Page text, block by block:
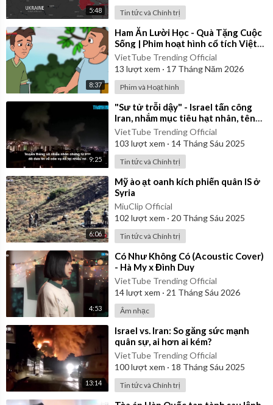
5:48 Tin tức và Chính trị
8:37
⁣Ham Ăn Lười Học - Quà Tặng Cuộc
Sống | Phim hoạt hình cổ tích Việt
Nam
VietTube Trending Official
13 lượt xem · 17 Tháng Năm 2026
Phim và Hoạt hình
9:25
⁣"Sư tử trỗi dậy" - Israel tấn công
Iran, nhắm mục tiêu hạt nhân, tên
lửa, chỉ huy
VietTube Trending Official
103 lượt xem · 14 Tháng Sáu 2025
Tin tức và Chính trị
6:06
⁣Mỹ ào ạt oanh kích phiến quân IS ở
Syria
MiuClip Official
102 lượt xem · 20 Tháng Sáu 2025
Tin tức và Chính trị
4:53
⁣Có Như Không Có (Acoustic Cover)
- Hà My x Đình Duy
VietTube Trending Official
14lượt xem · 21 Tháng Sáu 2026
Âm nhạc
13:14
⁣Israel vs. Iran: So găng sức mạnh
quân sự, ai hơn ai kém?
VietTube Trending Official
100lượt xem · 18 Tháng Sáu 2025
Tin tức và Chính trị